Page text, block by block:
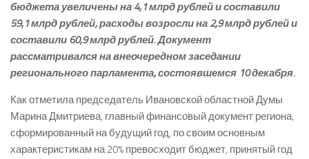
бюджета увеличены на 4,1 млрд рублей и составили
59,1 млрд рублей, расходы возросли на 2,9 млрд рублей и
составили 60,9 млрд рублей. Документ
рассматривался на внеочередном заседании
регионального парламента, состоявшемся 10 декабря.
Как отметила председатель Ивановской областной Думы
Марина Дмитриева, главный финансовый документ региона,
сформированный на будущий год, по своим основным
характеристикам на 20% превосходит бюджет, принятый год